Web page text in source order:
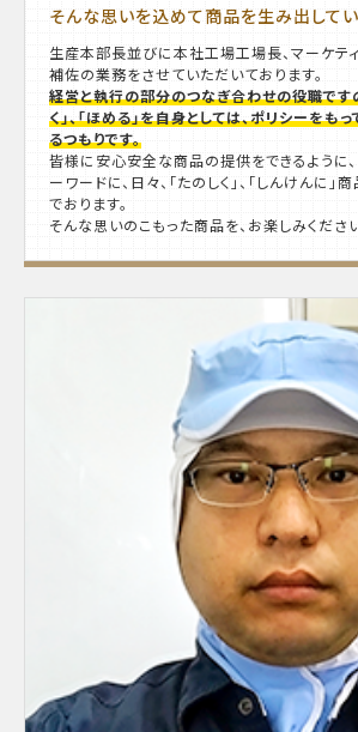
そんな思いを込めて商品を生み出して
生産本部長並びに本社工場工場長、マーケテ
補佐の業務をさせていただいております。
経営と執行の部分のつなぎ合わせの役職ですの
く」、「ほめる」を自身としては、ポリシーをも
るつもりです。
皆様に安心安全な商品の提供をできるように、
ーワードに、日々、「たのしく」、「しんけんに」
でおります。
そんな思いのこもった商品を、お楽しみください